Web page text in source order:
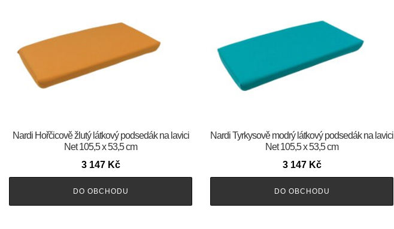
Nardi Hořčicově žlutý látkový podsedák na lavici
Net 105,5 x 53,5 cm
3 147 Kč
DO OBCHODU
Nardi Tyrkysově modrý látkový podsedák na lavici
Net 105,5 x 53,5 cm
3 147 Kč
DO OBCHODU